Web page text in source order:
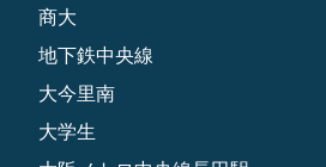
商大
地下鉄中央線
大今里南
大学生